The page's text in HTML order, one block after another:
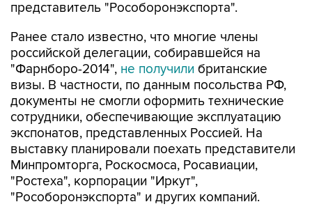
представитель "Рособоронэкспорта".
Ранее стало известно, что многие члены
российской делегации, собиравшейся на
"Фарнборо-2014", не получили британские
визы. В частности, по данным посольства РФ,
документы не смогли оформить технические
сотрудники, обеспечивающие эксплуатацию
экспонатов, представленных Россией. На
выставку планировали поехать представители
Минпромторга, Роскосмоса, Росавиации,
"Ростеха", корпорации "Иркут",
"Рособоронэкспорта" и других компаний.